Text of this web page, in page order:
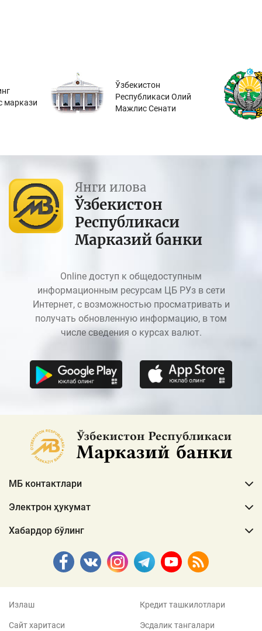
маркази
Ўзбекистон
Республикаси Олий
Мажлис Сенати
Янги илова
Ўзбекистон
Республикаси
Марказий банки
Online доступ к общедоступным
информационным ресурсам ЦБ РУз в сети
Интернет, с возможностью просматривать и
получать обновленную информацию, в том
числе сведения о курсах валют.
МБ контактлари
Электрон ҳукумат
Хабардор бўлинг
Излаш
Сайт харитаси
Кредит ташкилотлари
Эсдалик тангалари